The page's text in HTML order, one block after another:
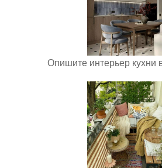
Опишите интерьер кухни